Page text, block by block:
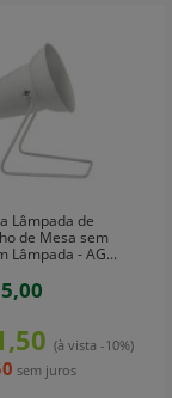
Lâmpada de
de Mesa sem
Lâmpada - AG...
(à vista -10%)
sem juros